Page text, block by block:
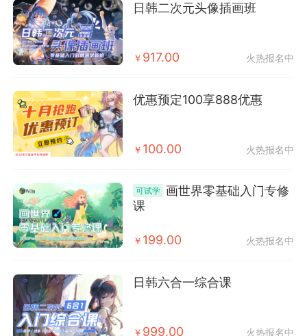
日韩二次元头像插画班
￥ 917.00 火热报名中
优惠预定100享888优惠
￥ 100.00 火热报名中
可试学
画世界零基础入门专修
课
￥ 199.00 火热报名中
日韩六合一综合课
￥ 999.00 火热报名中